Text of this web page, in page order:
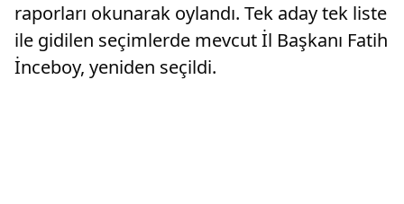
raporları okunarak oylandı. Tek aday tek liste
ile gidilen seçimlerde mevcut İl Başkanı Fatih
İnceboy, yeniden seçildi.